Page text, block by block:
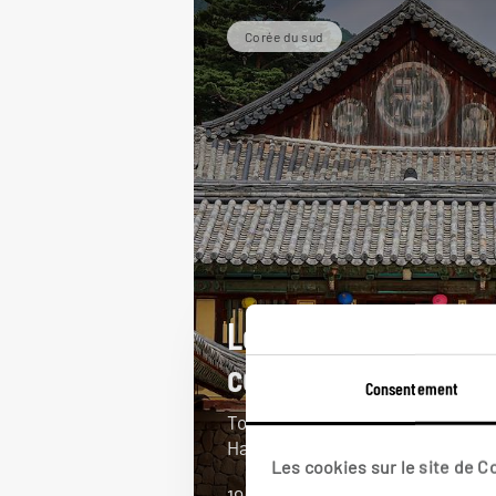
Consentement
Les cookies sur le site de
Corée du sud
Le yin et le yang
coréens
Tour de la Corée du Sud : Séoul,
Hahoe, île de Jeju, Busan…